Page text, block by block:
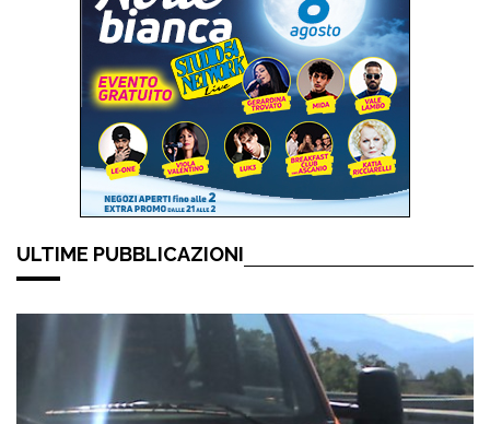
ULTIME PUBBLICAZIONI